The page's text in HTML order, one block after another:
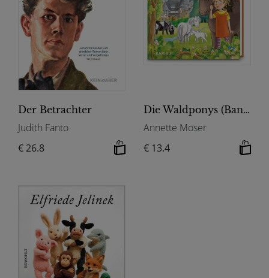
Der Betrachter
Judith Fanto
€ 26.8
Die Waldponys (Band 1) - Tilda im Ponyglück
Annette Moser
€ 13.4